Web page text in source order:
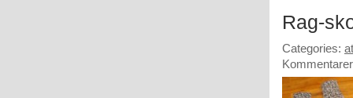
Rag-
Categories: